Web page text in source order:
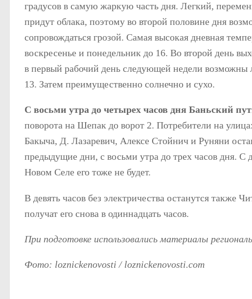
градусов в самую жаркую часть дня. Легкий,
придут облака, поэтому во второй половине дня
сопровождаться грозой. Самая высокая дневная
воскресенье и понедельник до 16. Во второй день
в первый рабочий день следующей недели возможны
13. Затем преимущественно солнечно и сухо.
С восьми утра до четырех часов дня Баньский
поворота на Шепак до ворот 2. Потребители на
Бакыча, Д. Лазаревич, Алексе Стойнич и Руняни
предыдущие дни, с восьми утра до трех часов дня. С
Новом Селе его тоже не будет.
В девять часов без электричества останутся также
получат его снова в одиннадцать часов.
При подготовке использовались материалы
Фото: loznickenovosti / loznickenovosti.com